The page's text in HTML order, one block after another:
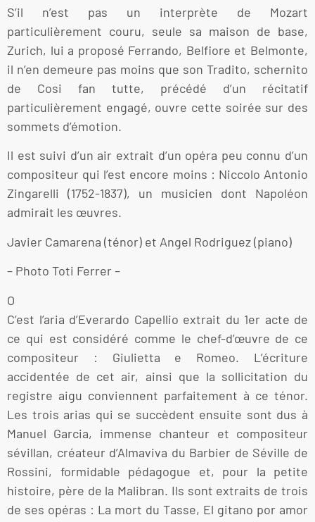
S’il n’est pas un interprète de Mozart
particulièrement couru, seule sa maison de base,
Zurich, lui a proposé Ferrando, Belfiore et Belmonte,
il n’en demeure pas moins que son Tradito, schernito
de Cosi fan tutte, précédé d’un récitatif
particulièrement engagé, ouvre cette soirée sur des
sommets d’émotion.
Il est suivi d’un air extrait d’un opéra peu connu d’un
compositeur qui l’est encore moins : Niccolo Antonio
Zingarelli (1752-1837), un musicien dont Napoléon
admirait les œuvres.
Javier Camarena (ténor) et Angel Rodriguez (piano)
– Photo Toti Ferrer –
O
C’est l’aria d’Everardo Capellio extrait du 1er acte de
ce qui est considéré comme le chef-d’œuvre de ce
compositeur : Giulietta e Romeo. L’écriture
accidentée de cet air, ainsi que la sollicitation du
registre aigu conviennent parfaitement à ce ténor.
Les trois arias qui se succèdent ensuite sont dus à
Manuel Garcia, immense chanteur et compositeur
sévillan, créateur d’Almaviva du Barbier de Séville de
Rossini, formidable pédagogue et, pour la petite
histoire, père de la Malibran. Ils sont extraits de trois
de ses opéras : La mort du Tasse, El gitano por amor